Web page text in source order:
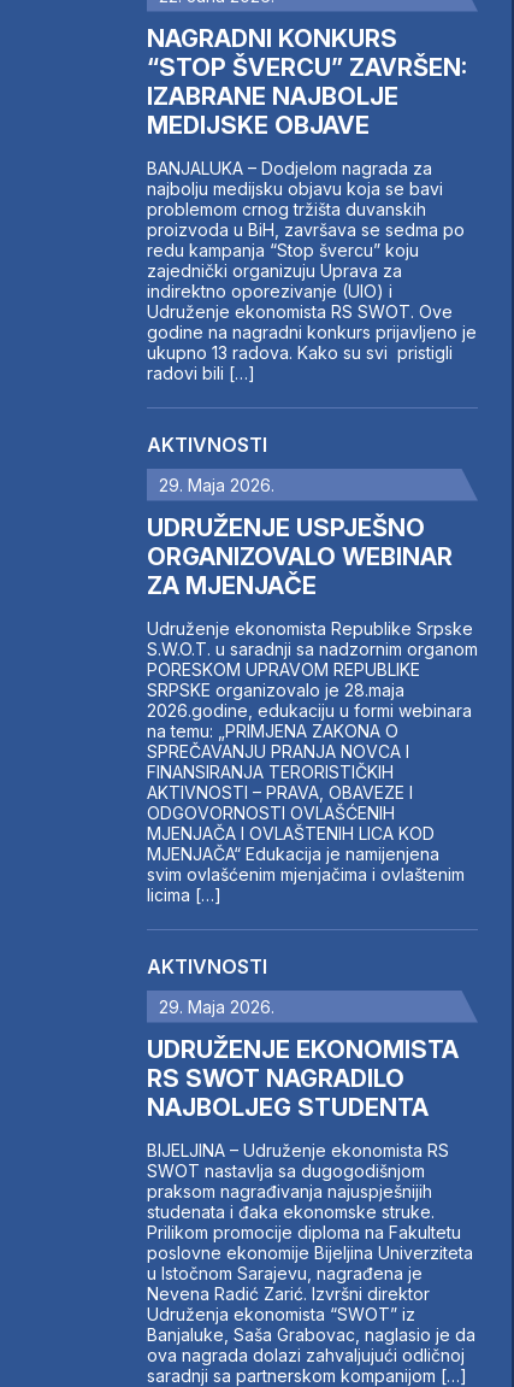
NAGRADNI KONKURS
“STOP ŠVERCU” ZAVRŠEN:
IZABRANE NAJBOLJE
MEDIJSKE OBJAVE
BANJALUKA – Dodjelom nagrada za
najbolju medijsku objavu koja se bavi
problemom crnog tržišta duvanskih
proizvoda u BiH, završava se sedma po
redu kampanja “Stop švercu” koju
zajednički organizuju Uprava za
indirektno oporezivanje (UIO) i
Udruženje ekonomista RS SWOT. Ove
godine na nagradni konkurs prijavljeno je
ukupno 13 radova. Kako su svi pristigli
radovi bili […]
AKTIVNOSTI
29. Maja 2026.
UDRUŽENJE USPJEŠNO
ORGANIZOVALO WEBINAR
ZA MJENJAČE
Udruženje ekonomista Republike Srpske
S.W.O.T. u saradnji sa nadzornim organom
PORESKOM UPRAVOM REPUBLIKE
SRPSKE organizovalo je 28.maja
2026.godine, edukaciju u formi webinara
na temu: „PRIMJENA ZAKONA O
SPREČAVANJU PRANJA NOVCA I
FINANSIRANJA TERORISTIČKIH
AKTIVNOSTI – PRAVA, OBAVEZE I
ODGOVORNOSTI OVLAŠĆENIH
MJENJAČA I OVLAŠTENIH LICA KOD
MJENJAČA“ Edukacija je namijenjena
svim ovlašćenim mjenjačima i ovlaštenim
licima […]
AKTIVNOSTI
29. Maja 2026.
UDRUŽENJE EKONOMISTA
RS SWOT NAGRADILO
NAJBOLJEG STUDENTA
BIJELJINA – Udruženje ekonomista RS
SWOT nastavlja sa dugogodišnjom
praksom nagrađivanja najuspješnijih
studenata i đaka ekonomske struke.
Prilikom promocije diploma na Fakultetu
poslovne ekonomije Bijeljina Univerziteta
u Istočnom Sarajevu, nagrađena je
Nevena Radić Zarić. Izvršni direktor
Udruženja ekonomista “SWOT” iz
Banjaluke, Saša Grabovac, naglasio je da
ova nagrada dolazi zahvaljujući odličnoj
saradnji sa partnerskom kompanijom […]